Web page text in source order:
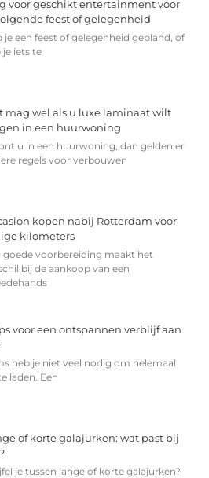
voor geschikt entertainment voor
feest of gelegenheid
je een feest of gelegenheid gepland, of
je iets te
mag wel als u luxe laminaat wilt
in een huurwoning
u in een huurwoning, dan gelden er
regels voor verbouwen
kopen nabij Rotterdam voor
kilometers
goede voorbereiding maakt het
bij de aankoop van een
voor een ontspannen verblijf aan
heb je niet veel nodig om helemaal
laden. Een
of korte galajurken: wat past bij
je tussen lange of korte galajurken?